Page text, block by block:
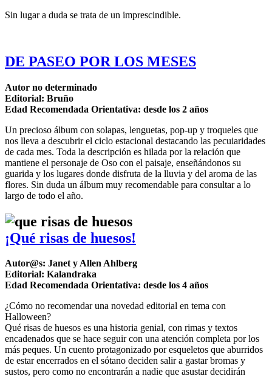
Sin lugar a duda se trata de un imprescindible.
DE PASEO POR LOS MESES
Autor no determinado
Editorial: Bruño
Edad Recomendada Orientativa: desde los 2 años
Un precioso álbum con solapas, lenguetas, pop-up y troqueles que
nos lleva a descubrir el ciclo estacional destacando las pecuiaridades
de cada mes. Toda la descripción es hilada por la relación que
mantiene el personaje de Oso con el paisaje, enseñándonos su
guarida y los lugares donde disfruta de la lluvia y del aroma de las
flores. Sin duda un álbum muy recomendable para consultar a lo
largo de todo el año.
¡Qué risas de huesos!
Autor@s: Janet y Allen Ahlberg
Editorial: Kalandraka
Edad Recomendada Orientativa: desde los 4 años
¿Cómo no recomendar una novedad editorial en tema con
Halloween?
Qué risas de huesos es una historia genial, con rimas y textos
encadenados que se hace seguir con una atención completa por los
más peques. Un cuento protagonizado por esqueletos que aburridos
de estar encerrados en el sótano deciden salir a gastar bromas y
sustos, pero como no encontrarán a nadie que asustar decidirán